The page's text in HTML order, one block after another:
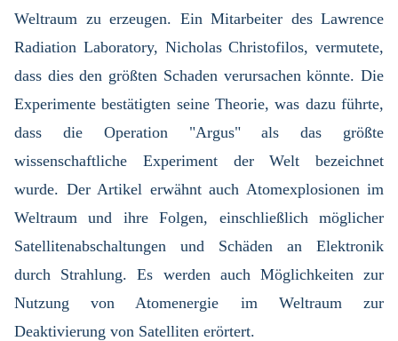
Weltraum zu erzeugen. Ein Mitarbeiter des Lawrence
Radiation Laboratory, Nicholas Christofilos, vermutete,
dass dies den größten Schaden verursachen könnte. Die
Experimente bestätigten seine Theorie, was dazu führte,
dass die Operation "Argus" als das größte
wissenschaftliche Experiment der Welt bezeichnet
wurde. Der Artikel erwähnt auch Atomexplosionen im
Weltraum und ihre Folgen, einschließlich möglicher
Satellitenabschaltungen und Schäden an Elektronik
durch Strahlung. Es werden auch Möglichkeiten zur
Nutzung von Atomenergie im Weltraum zur
Deaktivierung von Satelliten erörtert.